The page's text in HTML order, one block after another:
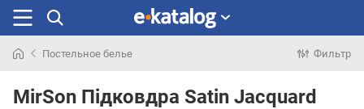
раньше
Постельное белье Фильтр
MirSon Підковдра Satin Jacquard